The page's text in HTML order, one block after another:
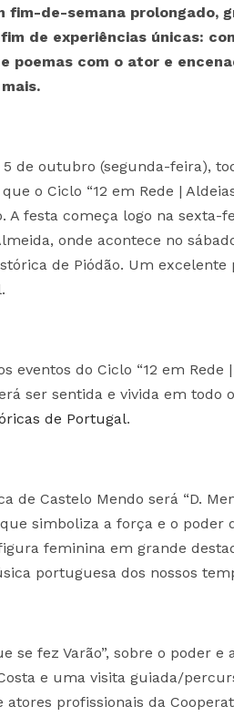
fim-de-semana prolongado,
de experiências únicas:
poemas com o ator e
de outubro (segunda-feira),
o Ciclo “12 em Rede |
A festa começa logo na sexta-
onde acontece no
de Piódão. Um
do Ciclo “12 em Rede
ser sentida e vivida em todo
de Portugal.
Castelo Mendo será “D.
simboliza a força e o
feminina em grande
portuguesa dos nossos
se fez Varão”, sobre o poder e
e uma visita guiada/
profissionais da